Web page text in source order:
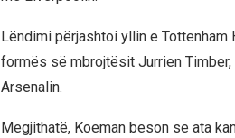
Lëndimi përjashtoi yllin e
formës së mbrojtësit Jurrien
Arsenalin.
Megjithatë, Koeman beson se ata